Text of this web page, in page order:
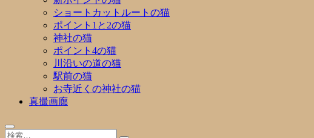
ショートカットルートの猫
ポイント1と2の猫
神社の猫
ポイント4の猫
川沿いの道の猫
駅前の猫
お寺近くの神社の猫
真撮画廊